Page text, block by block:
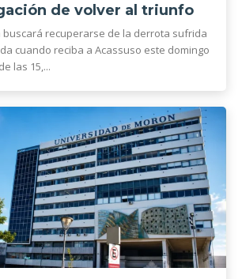
de volver al triunfo
buscará recuperarse de la derrota sufrida
cuando reciba a Acassuso este domingo
las 15,...